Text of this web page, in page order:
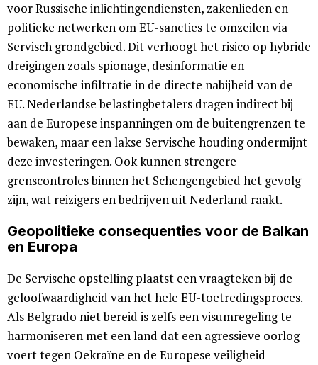
voor Russische inlichtingendiensten, zakenlieden en
politieke netwerken om EU-sancties te omzeilen via
Servisch grondgebied. Dit verhoogt het risico op hybride
dreigingen zoals spionage, desinformatie en
economische infiltratie in de directe nabijheid van de
EU. Nederlandse belastingbetalers dragen indirect bij
aan de Europese inspanningen om de buitengrenzen te
bewaken, maar een lakse Servische houding ondermijnt
deze investeringen. Ook kunnen strengere
grenscontroles binnen het Schengengebied het gevolg
zijn, wat reizigers en bedrijven uit Nederland raakt.
Geopolitieke consequenties voor de Balkan
en Europa
De Servische opstelling plaatst een vraagteken bij de
geloofwaardigheid van het hele EU-toetredingsproces.
Als Belgrado niet bereid is zelfs een visumregeling te
harmoniseren met een land dat een agressieve oorlog
voert tegen Oekraïne en de Europese veiligheid